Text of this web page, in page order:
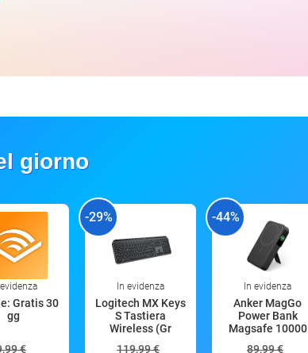
giorno
Gratis 30
gg
€
-29%
In evidenza
Logitech MX Keys
S Tastiera
Wireless (Gr
119,99 €
-44%
In evidenza
Anker MagGo
Power Bank
Magsafe 10000
89,99 €